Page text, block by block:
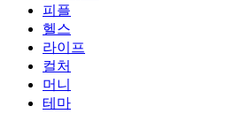
피플
헬스
라이프
컬처
머니
테마